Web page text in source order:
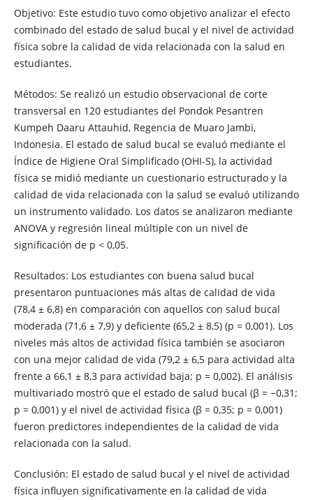
Objetivo: Este estudio tuvo como objetivo analizar el efecto
combinado del estado de salud bucal y el nivel de actividad
física sobre la calidad de vida relacionada con la salud en
estudiantes.
Métodos: Se realizó un estudio observacional de corte
transversal en 120 estudiantes del Pondok Pesantren
Kumpeh Daaru Attauhid, Regencia de Muaro Jambi,
Indonesia. El estado de salud bucal se evaluó mediante el
Índice de Higiene Oral Simplificado (OHI-S), la actividad
física se midió mediante un cuestionario estructurado y la
calidad de vida relacionada con la salud se evaluó utilizando
un instrumento validado. Los datos se analizaron mediante
ANOVA y regresión lineal múltiple con un nivel de
significación de p < 0,05.
Resultados: Los estudiantes con buena salud bucal
presentaron puntuaciones más altas de calidad de vida
(78,4 ± 6,8) en comparación con aquellos con salud bucal
moderada (71,6 ± 7,9) y deficiente (65,2 ± 8,5) (p = 0,001). Los
niveles más altos de actividad física también se asociaron
con una mejor calidad de vida (79,2 ± 6,5 para actividad alta
frente a 66,1 ± 8,3 para actividad baja; p = 0,002). El análisis
multivariado mostró que el estado de salud bucal (β = −0,31;
p = 0,001) y el nivel de actividad física (β = 0,35; p = 0,001)
fueron predictores independientes de la calidad de vida
relacionada con la salud.
Conclusión: El estado de salud bucal y el nivel de actividad
física influyen significativamente en la calidad de vida